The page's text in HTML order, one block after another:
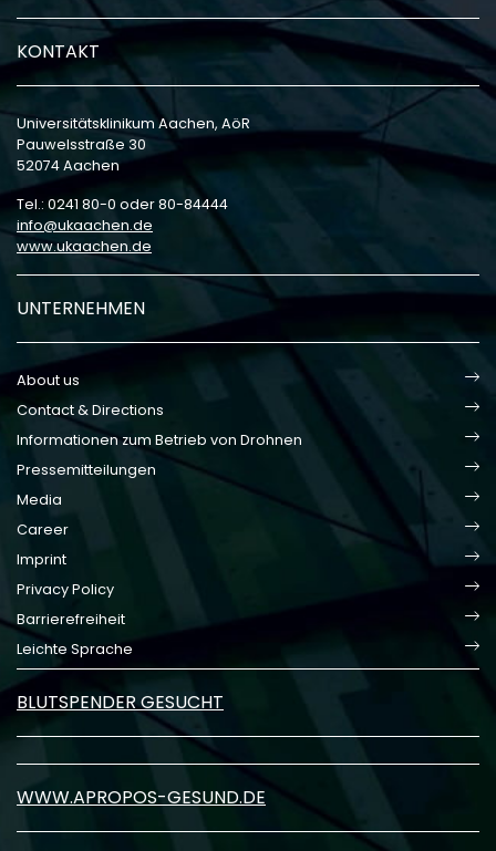
KONTAKT
Universitätsklinikum Aachen, AöR
Pauwelsstraße 30
52074 Aachen
Tel.: 0241 80-0 oder 80-84444
info
ukaachen de
www.ukaachen.de
UNTERNEHMEN
About us
Contact & Directions
Informationen zum Betrieb von Drohnen
Pressemitteilungen
Media
Career
Imprint
Privacy Policy
Barrierefreiheit
Leichte Sprache
BLUTSPENDER GESUCHT
WWW.APROPOS-GESUND.DE